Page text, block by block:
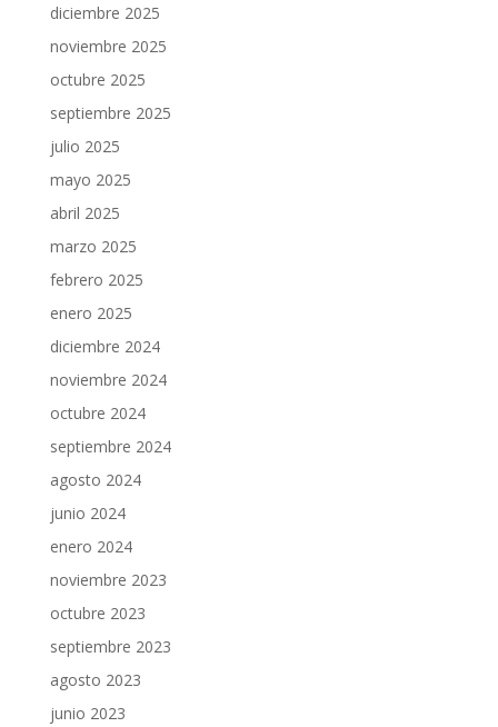
diciembre 2025
noviembre 2025
octubre 2025
septiembre 2025
julio 2025
mayo 2025
abril 2025
marzo 2025
febrero 2025
enero 2025
diciembre 2024
noviembre 2024
octubre 2024
septiembre 2024
agosto 2024
junio 2024
enero 2024
noviembre 2023
octubre 2023
septiembre 2023
agosto 2023
junio 2023